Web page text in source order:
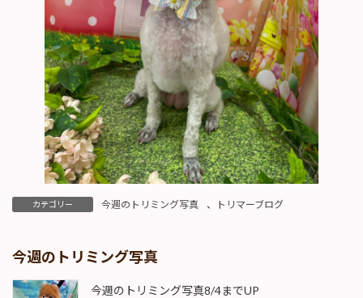
カテゴリー 今週のトリミング写真 、 トリマーブログ
今週のトリミング写真
今週のトリミング写真8/4までUP